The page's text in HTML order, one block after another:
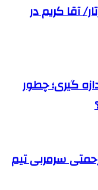
آقا کریم در
گیری؛ چطور
سرمربی تیم